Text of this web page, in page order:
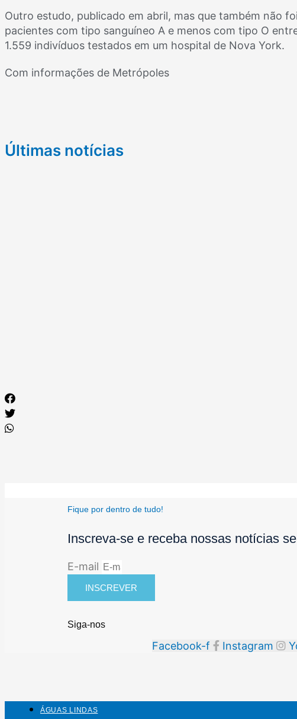
Outro estudo, publicado em abril, mas que também não
pacientes com tipo sanguíneo A e menos com tipo O
1.559 indivíduos testados em um hospital de Nova York.
Com informações de Metrópoles
Últimas notícias
Fique por dentro de tudo!
Inscreva-se e receba nossas notícias
E-mail
INSCREVER
Siga-nos
Facebook-f Instagram
ÁGUAS LINDAS